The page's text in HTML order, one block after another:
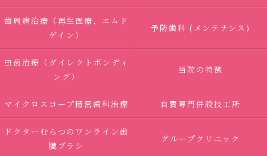
歯周病治療（再生医療、エムド
ゲイン）
予防歯科 (メンテナンス)
虫歯治療（ダイレクトボンディ
ング）
当院の特徴
マイクロスコープ精密歯科治療 自費専門併設技工所
ドクターむらつのワンライン歯
臓ブラシ
グループクリニック